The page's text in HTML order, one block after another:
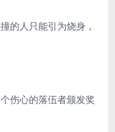
的人只能引为烧身，
伤心的落伍者颁发奖